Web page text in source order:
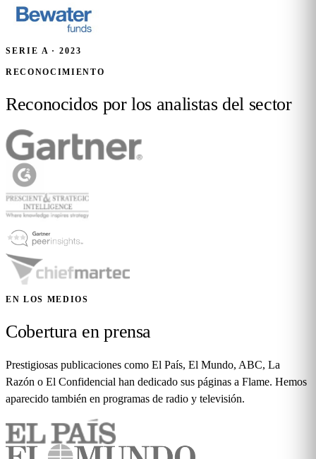
SERIE A · 2023
RECONOCIMIENTO
Reconocidos por los analistas del sector
EN LOS MEDIOS
Cobertura en prensa
Prestigiosas publicaciones como El País, El Mundo, ABC, La
Razón o El Confidencial han dedicado sus páginas a Flame. Hemos
aparecido también en programas de radio y televisión.